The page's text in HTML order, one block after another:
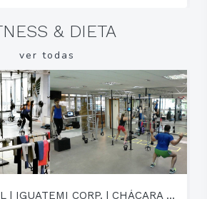
& DIETA
ver todas
FITS FUNCIONAL | IGUATEMI CORP. | CHÁCARA DAS PEDRAS